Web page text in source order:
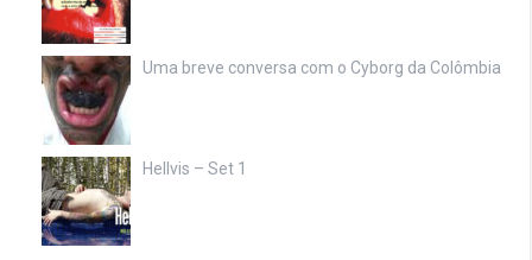
Uma breve conversa com o Cyborg da Colômbia
Hellvis – Set 1